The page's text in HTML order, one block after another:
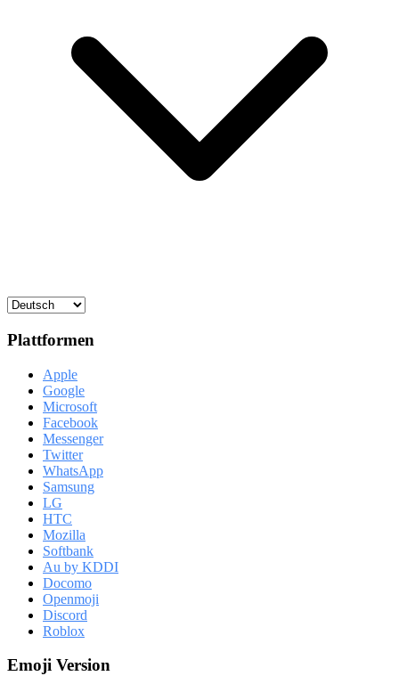
Plattformen
Apple
Google
Microsoft
Facebook
Messenger
Twitter
WhatsApp
Samsung
LG
HTC
Mozilla
Softbank
Au by KDDI
Docomo
Openmoji
Discord
Roblox
Emoji Version